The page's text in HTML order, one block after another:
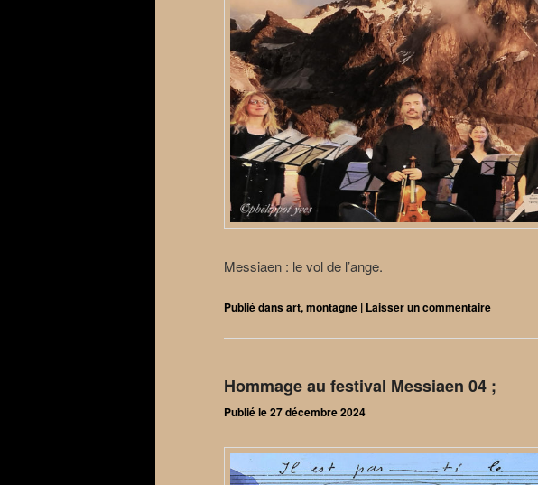
Messiaen : le vol de l’ange.
Publié dansart,montagne | Laisser un commentaire
Hommage au festival Messiaen 04 ;
Publié le27 décembre 2024